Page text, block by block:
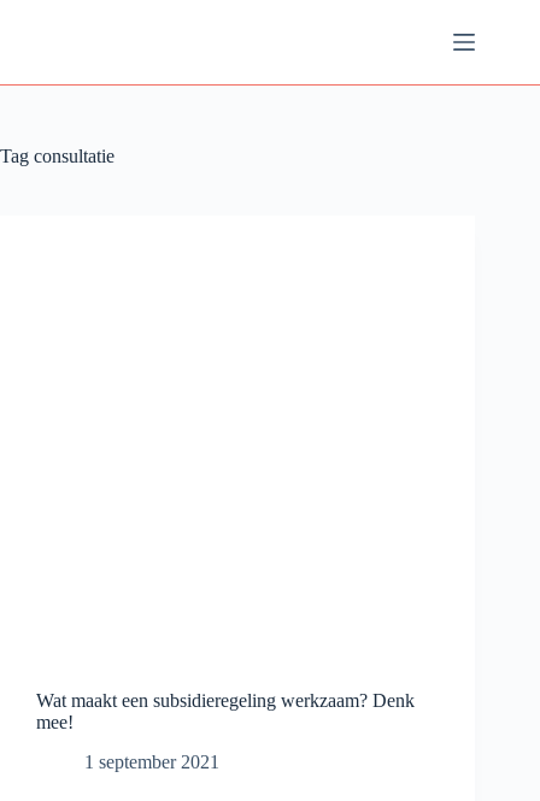
Tag consultatie
Wat maakt een subsidieregeling werkzaam? Denk
mee!
1 september 2021